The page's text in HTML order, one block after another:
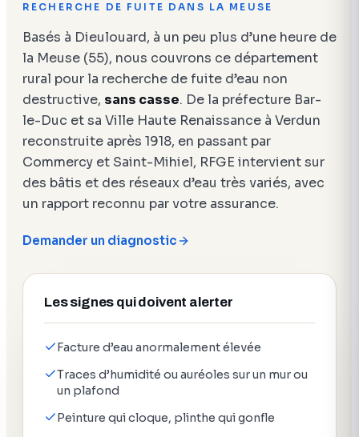
RECHERCHE DE FUITE DANS LA MEUSE
Basés à Dieulouard, à un peu plus d’une heure de
la Meuse (55), nous couvrons ce département
rural pour la recherche de fuite d’eau non
destructive, sans casse. De la préfecture Bar-
le-Duc et sa Ville Haute Renaissance à Verdun
reconstruite après 1918, en passant par
Commercy et Saint-Mihiel, RFGE intervient sur
des bâtis et des réseaux d’eau très variés, avec
un rapport reconnu par votre assurance.
Demander un diagnostic
Les signes qui doivent alerter
Facture d’eau anormalement élevée
Traces d’humidité ou auréoles sur un mur ou
un plafond
Peinture qui cloque, plinthe qui gonfle